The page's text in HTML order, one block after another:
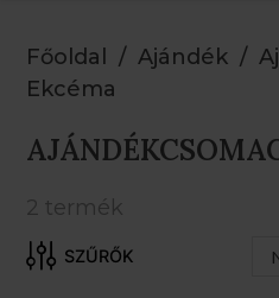
Főoldal Ajándék
Ekcéma
2 termék